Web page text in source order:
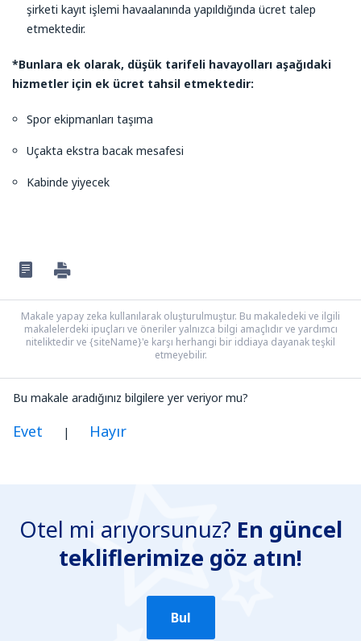
şirketi kayıt işlemi havaalanında yapıldığında ücret talep
etmektedir.
*Bunlara ek olarak, düşük tarifeli havayolları aşağıdaki
hizmetler için ek ücret tahsil etmektedir:
Spor ekipmanları taşıma
Uçakta ekstra bacak mesafesi
Kabinde yiyecek
Makale yapay zeka kullanılarak oluşturulmuştur. Bu makaledeki ve ilgili
makalelerdeki ipuçları ve öneriler yalnızca bilgi amaçlıdır ve yardımcı
niteliktedir ve {siteName}'e karşı herhangi bir iddiaya dayanak teşkil
etmeyebilir.
Bu makale aradığınız bilgilere yer veriyor mu?
Evet | Hayır
Yanlış bilgi içeriyor
Konun ayrıntılarını içermiyor.
Otel mi arıyorsunuz? En güncel
tekliflerimize göz atın!
Bul